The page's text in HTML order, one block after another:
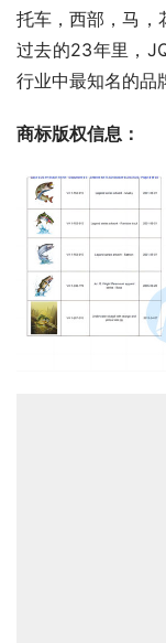
托车，西部，马，
过去的23年里，
行业中最知名的品
商标版权信息 ：